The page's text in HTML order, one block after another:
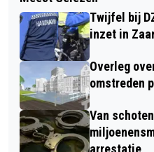
VOOR
BOVENGRENS
420.000 EURO;
Twijfel bij
inzet in
Overleg
omstreden
Van
arrestatie